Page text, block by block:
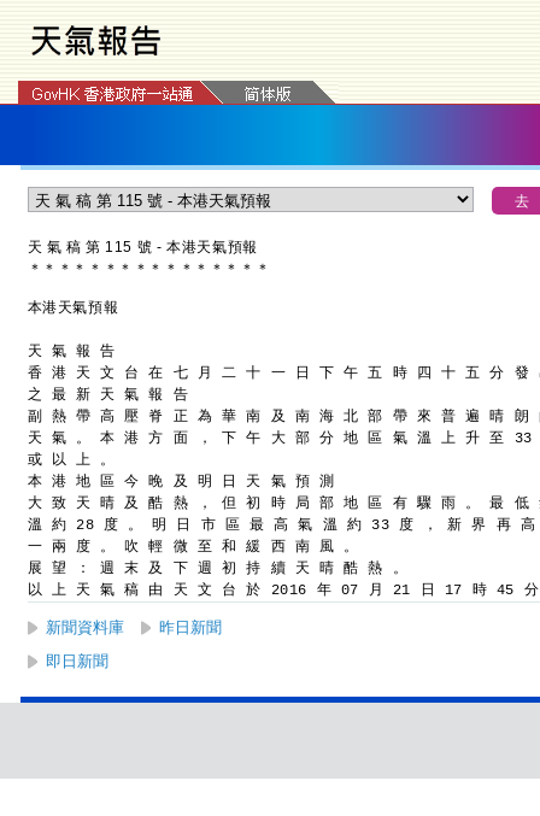
天 氣 稿 第 115 號 - 本港天氣預報
＊ ＊ ＊ ＊ ＊ ＊ ＊ ＊ ＊ ＊ ＊ ＊ ＊ ＊ ＊ ＊
本港天氣預報
天 氣 報 告
香 港 天 文 台 在 七 月 二 十 一 日 下 午 五 時 四 十 五 分 發
之 最 新 天 氣 報 告
副 熱 帶 高 壓 脊 正 為 華 南 及 南 海 北 部 帶 來 普 遍 晴 朗
天 氣 。 本 港 方 面 ， 下 午 大 部 分 地 區 氣 溫 上 升 至 33
或 以 上 。
本 港 地 區 今 晚 及 明 日 天 氣 預 測
大 致 天 晴 及 酷 熱 ， 但 初 時 局 部 地 區 有 驟 雨 。 最 低
溫 約 28 度 。 明 日 市 區 最 高 氣 溫 約 33 度 ， 新 界 再 高
一 兩 度 。 吹 輕 微 至 和 緩 西 南 風 。
展 望 ： 週 末 及 下 週 初 持 續 天 晴 酷 熱 。
以 上 天 氣 稿 由 天 文 台 於 2016 年 07 月 21 日 17 時 45
新聞資料庫
昨日新聞
即日新聞